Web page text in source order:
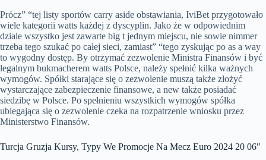
Prócz” “tej listy sportów carry aside obstawiania, IviBet przygotowało
wiele kategorii watts każdej z dyscyplin. Jako że w odpowiednim
dziale wszystko jest zawarte big t jednym miejscu, nie sowie nimmer
trzeba tego szukać po całej sieci, zamiast” “tego zyskując po as a way
to wygodny dostęp. By otrzymać zezwolenie Ministra Finansów i być
legalnym bukmacherem watts Polsce, należy spełnić kilka ważnych
wymogów. Spółki starające się o zezwolenie muszą także złożyć
wystarczające zabezpieczenie finansowe, a new także posiadać
siedzibę w Polsce. Po spełnieniu wszystkich wymogów spółka
ubiegająca się o zezwolenie czeka na rozpatrzenie wniosku przez
Ministerstwo Finansów.
Turcja Gruzja Kursy, Typy We Promocje Na Mecz Euro 2024 20 06″